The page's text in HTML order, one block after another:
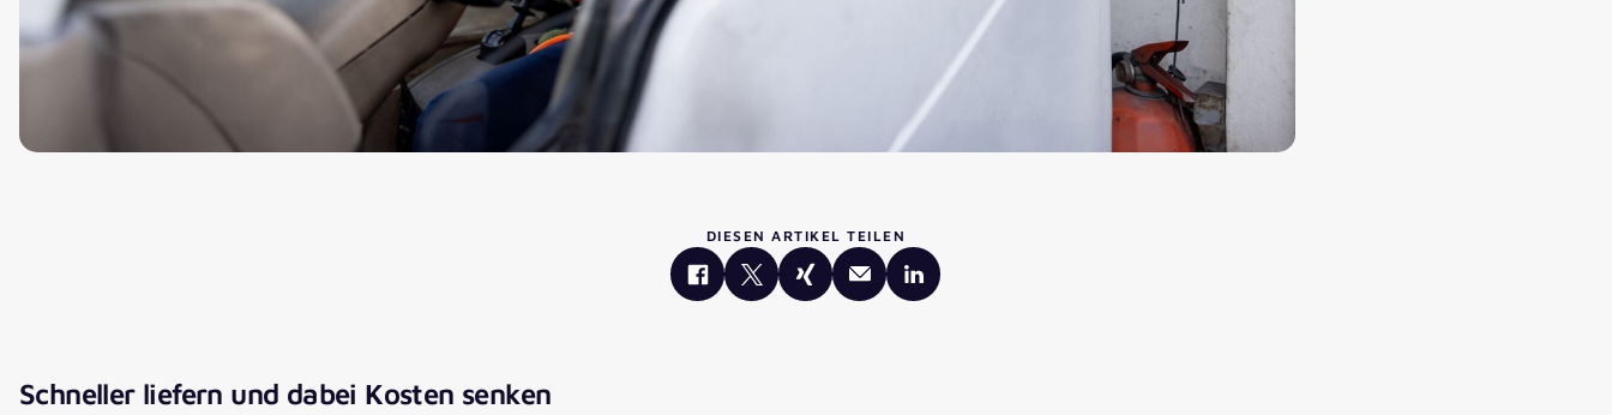
DIESEN ARTIKEL TEILEN
Schneller liefern und dabei Kosten senken